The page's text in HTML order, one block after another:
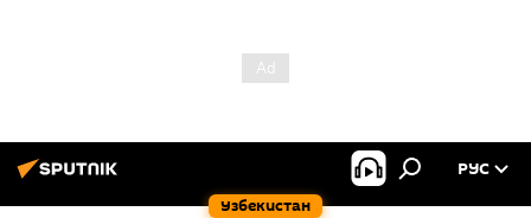
Узбекистан
РУС